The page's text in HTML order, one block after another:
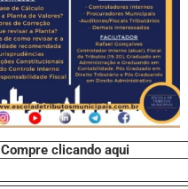
Compre clicando aqui